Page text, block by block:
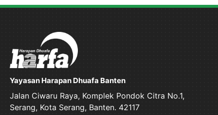
Yayasan Harapan Dhuafa Banten
Jalan Ciwaru Raya, Komplek Pondok Citra No.1,
Serang, Kota Serang, Banten. 42117